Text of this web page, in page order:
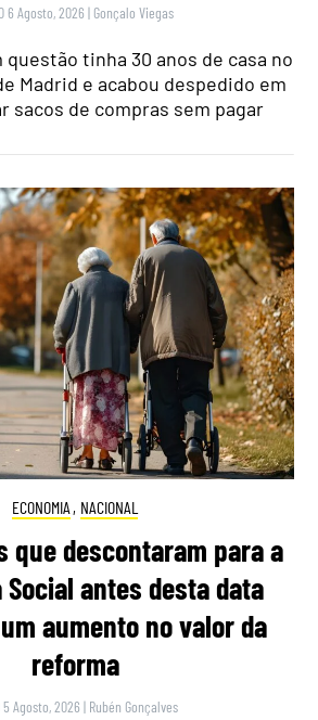
6 Agosto, 2026 | Gonçalo Viegas
tinha 30 anos de casa no
Madrid e acabou despedido em
sacos de compras sem pagar
ECONOMIA , NACIONAL
que descontaram para a
Social antes desta data
aumento no valor da
reforma
5 Agosto, 2026 | Rubén Gonçalves